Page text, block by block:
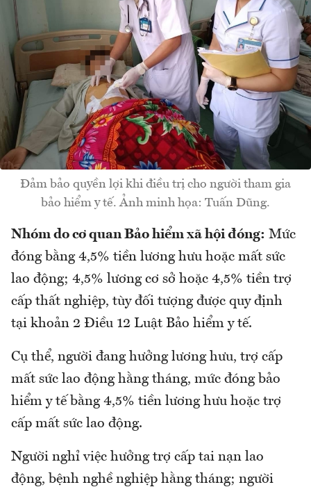
Đảm bảo quyền lợi khi điều trị cho người tham gia
bảo hiểm y tế. Ảnh minh họa: Tuấn Dũng.
Nhóm do cơ quan Bảo hiểm xã hội đóng: Mức
đóng bằng 4,5% tiền lương hưu hoặc mất sức
lao động; 4,5% lương cơ sở hoặc 4,5% tiền trợ
cấp thất nghiệp, tùy đối tượng được quy định
tại khoản 2 Điều 12 Luật Bảo hiểm y tế.
Cụ thể, người đang hưởng lương hưu, trợ cấp
mất sức lao động hằng tháng, mức đóng bảo
hiểm y tế bằng 4,5% tiền lương hưu hoặc trợ
cấp mất sức lao động.
Người nghỉ việc hưởng trợ cấp tai nạn lao
động, bệnh nghề nghiệp hằng tháng; người